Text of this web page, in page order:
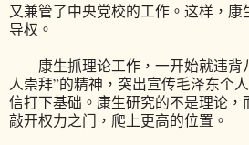
又兼管了中央党校的工作。这样，康
导权。
康生抓理论工作，一开始就违背
人崇拜”的精神，突出宣传毛泽东个
信打下基础。康生研究的不是理论，
敲开权力之门，爬上更高的位置。